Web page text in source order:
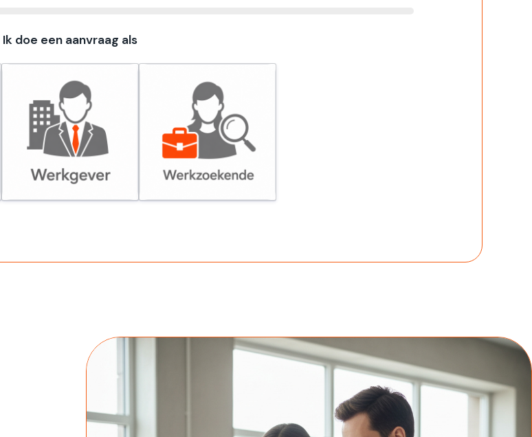
Ik doe een aanvraag als
Werkgever Werkzoekende